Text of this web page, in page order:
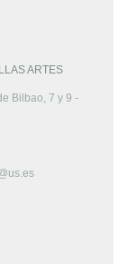
ARTES
Bilbao, 7 y 9 -